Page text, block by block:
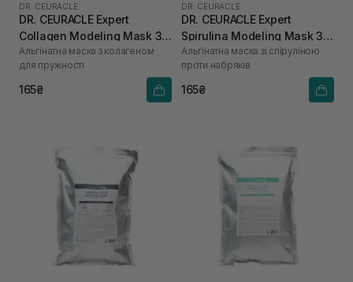
DR. CEURACLE
DR. CEURACLE Expert
Collagen Modeling Mask 30
гАльгінатна маска з колагеном
для пружності
165₴
DR. CEURACLE
DR. CEURACLE Expert
Spirulina Modeling Mask 30
гАльгінатна маска зі спіруліною
проти набряків
165₴